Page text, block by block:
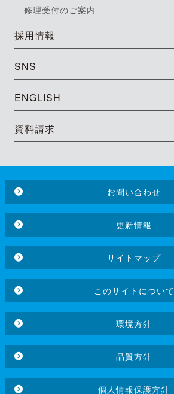
修理受付のご案内
採用情報
SNS
ENGLISH
資料請求
お問い合わせ
更新情報
サイトマップ
このサイトについて
環境方針
品質方針
個人情報保護方針